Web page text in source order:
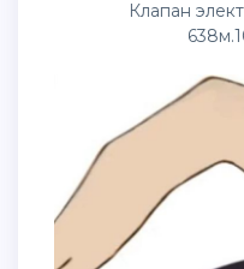
Клапан